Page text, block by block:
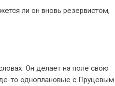
ли он вновь резервистом,
Он делает на поле свою
то одноплановые с Пруцевым